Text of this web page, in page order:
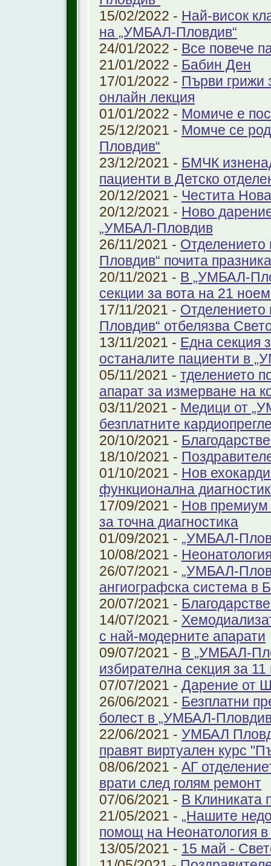
15/02/2022 - Най-висок
на „УМБАЛ-Пловдив“
24/01/2022 - Все повече
21/01/2022 - Бабин Ден
17/01/2022 - Първи грижи
онлайн лекция
01/01/2022 - Момиче е
25/12/2021 - Момче се
Пловдив“
23/12/2021 - БМЧК
пациенти в Детско
20/12/2021 - Честита
20/12/2021 - Ново
„УМБАЛ-Пловдив
26/11/2021 -
Пловдив“ почита
20/11/2021 - В „УМБАЛ-
секции за вота на 21
17/11/2021 -
Пловдив“ отбелязва
13/11/2021 - Една секция
останалите пациенти в
05/11/2021 - тделението
апарат за измерване на
03/11/2021 - Медици от
безплатните
20/10/2021 -
18/10/2021 -
01/10/2021 - Нов
функционална
17/09/2021 - Нов премиум
за точна диагностика
01/09/2021 - „УМБАЛ-
10/08/2021 -
26/07/2021 - „УМБАЛ-
ангиографска система в
20/07/2021 -
14/07/2021 -
с най-модерните апарати
09/07/2021 - В „УМБАЛ-
избирателна секция за 11
07/07/2021 - Дарение от
26/06/2021 - Безплатни
болест в „УМБАЛ-
22/06/2021 - УМБАЛ
правят виртуален курс
08/06/2021 - АГ
врати след голям ремонт
07/06/2021 - В Клиниката
21/05/2021 - „Нашите
помощ на Неонатология
13/05/2021 - 15 май -